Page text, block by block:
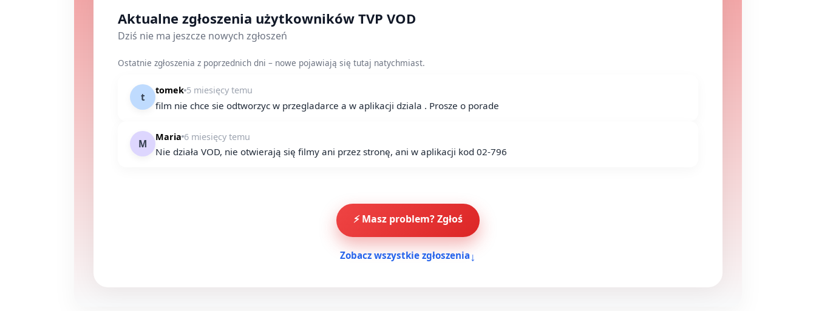
Aktualne zgłoszenia użytkowników TVP VOD
Dziś nie ma jeszcze nowych zgłoszeń
Ostatnie zgłoszenia z poprzednich dni – nowe pojawiają się tutaj natychmiast.
t
tomek 5 miesięcy temu
film nie chce sie odtworzyc w przegladarce a w aplikacji dziala . Prosze o porade
M
Maria 6 miesięcy temu
Nie działa VOD, nie otwierają się filmy ani przez stronę, ani w aplikacji kod 02-796
⚡ Masz problem? Zgłoś
Zobacz wszystkie zgłoszenia↓